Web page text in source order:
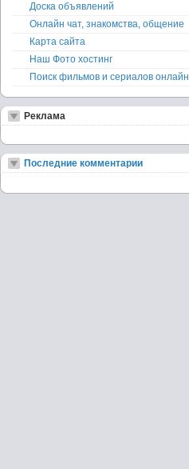
Доска объявлений
Онлайн чат, знакомства, общение
Карта сайта
Наш Фото хостинг
Поиск фильмов и сериалов онлайн
Реклама
Последние комментарии